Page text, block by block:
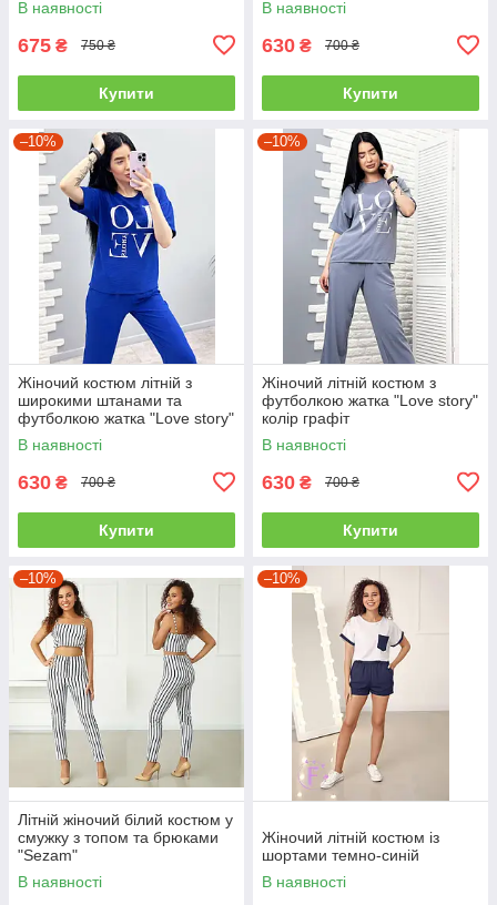
В наявності
675 ₴ 750 ₴
Купити
В наявності
630 ₴ 700 ₴
Купити
–10%
Жіночий костюм літній з
широкими штанами та
футболкою жатка "Love story"
колір електрик
В наявності
630 ₴ 700 ₴
Купити
–10%
Жіночий літній костюм з
футболкою жатка "Love story"
колір графіт
В наявності
630 ₴ 700 ₴
Купити
–10%
Літній жіночий білий костюм у
смужку з топом та брюками
"Sezam"
В наявності
–10%
Жіночий літній костюм із
шортами темно-синій
В наявності